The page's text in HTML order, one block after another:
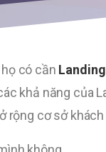
có cần
khả năng của
rộng cơ sở khách